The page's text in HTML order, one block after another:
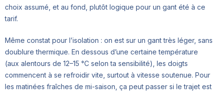
choix assumé, et au fond, plutôt logique pour un gant été à ce
tarif.
Même constat pour l’isolation : on est sur un gant très léger, sans
doublure thermique. En dessous d’une certaine température
(aux alentours de 12–15 °C selon ta sensibilité), les doigts
commencent à se refroidir vite, surtout à vitesse soutenue. Pour
les matinées fraîches de mi-saison, ça peut passer si le trajet est